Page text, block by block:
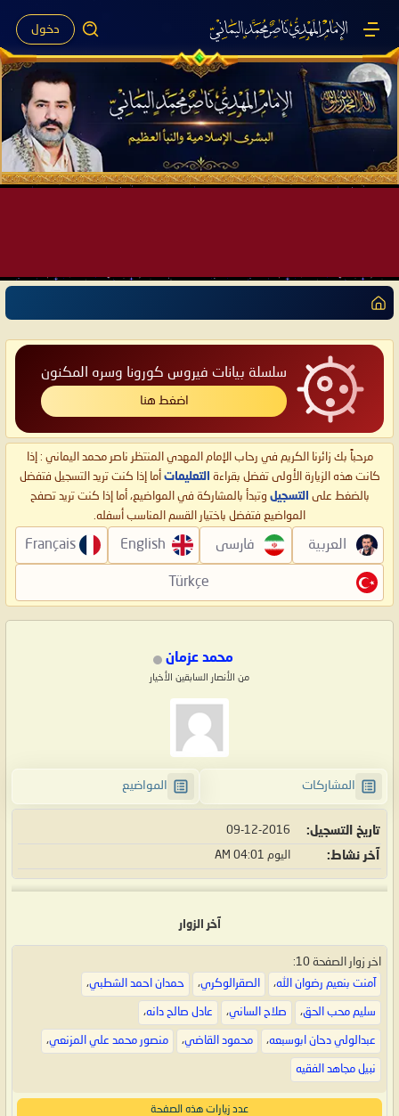
دخول
سلسلة بيانات فيروس كورونا وسره المكنون
اضغط هنا
مرحباً بك زائرنا الكريم في رحاب الإمام المهدي المنتظر ناصر محمد اليماني : إذا
كانت هذه الزيارة الأولى تفضل بقراءة التعليمات أما إذا كنت تريد التسجيل فتفضل
بالضغط على التسجيل وتبدأ بالمشاركة في المواضيع، أما إذا كنت تريد تصفح
المواضيع فتفضل باختيار القسم المناسب أسفله.
العربية فارسی English
Français
Türkçe
محمد عزمان
من الأنصار السابقين الأخيار
المشاركات المواضيع
تاريخ التسجيل 09-12-2016
آخر نشاط اليوم 04:01 AM
آخر الزوار
اخر زوار الصفحة 10:
آمنت بنعيم رضوان الله، الصقرالوكري، حمدان احمد الشطبي،
سليم محب الحق، صلاح الساني، عادل صالح دانه،
عبدالولي دحان ابوسبعه، محمود القاضي، منصور محمد علي المزنعي،
نبيل مجاهد الفقيه
عدد زيارات هذه الصفحة